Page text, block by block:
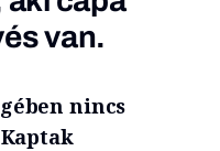
van.
nincs